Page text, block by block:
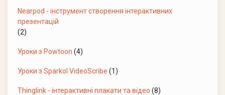
Nearpod - інструмент створення інтерактивних
презентацій
(2)
Уроки з Powtoon (4)
Уроки з Sparkol VideoScribe (1)
Thinglink - інтерактивні плакати та відео (8)